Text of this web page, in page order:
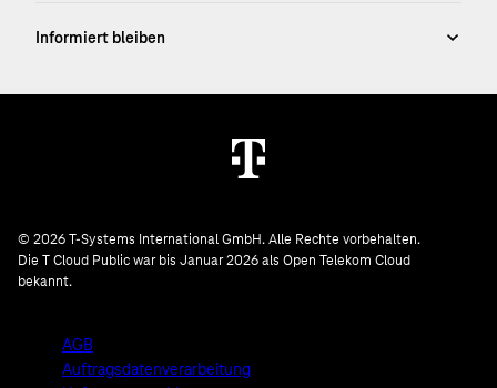
© 2026 T-Systems International GmbH. Alle Rechte vorbehalten.
Die T Cloud Public war bis Januar 2026 als Open Telekom Cloud
bekannt.
AGB
Auftragsdatenverarbeitung